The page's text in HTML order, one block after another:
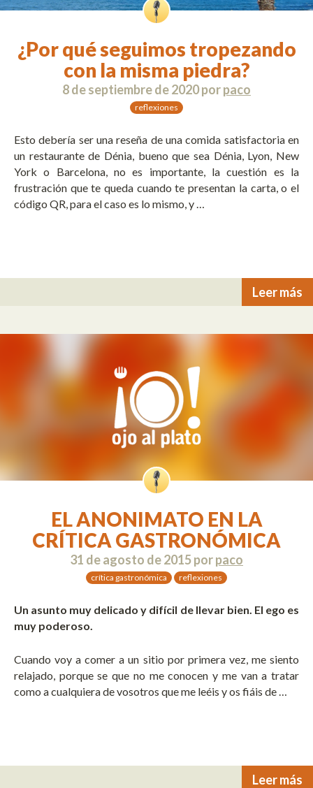
¿Por qué seguimos tropezando
con la misma piedra?
8 de septiembre de 2020porpaco
reflexiones
Esto debería ser una reseña de una comida satisfactoria en
un restaurante de Dénia, bueno que sea Dénia, Lyon, New
York o Barcelona, no es importante, la cuestión es la
frustración que te queda cuando te presentan la carta, o el
código QR, para el caso es lo mismo, y …
Leer más
EL ANONIMATO EN LA
CRÍTICA GASTRONÓMICA
31 de agosto de 2015porpaco
crítica gastronómica reflexiones
Un asunto muy delicado y difícil de llevar bien. El ego es
muy poderoso.
Cuando voy a comer a un sitio por primera vez, me siento
relajado, porque se que no me conocen y me van a tratar
como a cualquiera de vosotros que me leéis y os fiáis de …
Leer más